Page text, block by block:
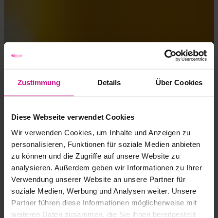
Zustimmung Details Über Cookies
Diese Webseite verwendet Cookies
Wir verwenden Cookies, um Inhalte und Anzeigen zu
personalisieren, Funktionen für soziale Medien anbieten
zu können und die Zugriffe auf unsere Website zu
analysieren. Außerdem geben wir Informationen zu Ihrer
Verwendung unserer Website an unsere Partner für
soziale Medien, Werbung und Analysen weiter. Unsere
Partner führen diese Informationen möglicherweise mit
weiteren Daten zusammen, die Sie ihnen bereitgestellt